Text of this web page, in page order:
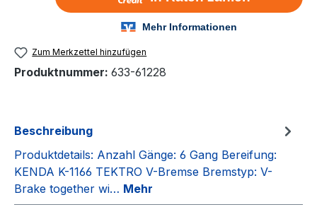
Zum Merkzettel hinzufügen
Produktnummer: 633-61228
Beschreibung
Produktdetails: Anzahl Gänge: 6 Gang Bereifung:
KENDA K-1166 TEKTRO V-Bremse Bremstyp: V-
Brake together wi… Mehr